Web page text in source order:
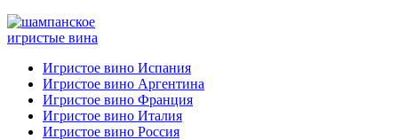
игристые вина
Игристое вино Испания
Игристое вино Аргентина
Игристое вино Франция
Игристое вино Италия
Игристое вино Россия